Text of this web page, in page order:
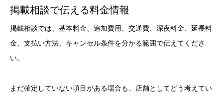
掲載相談で伝える料金情報
掲載相談では、基本料金、追加費用、交通費、深夜料金、延長料
金、支払い方法、キャンセル条件を分かる範囲で伝えてくださ
い。
まだ確定していない項目がある場合も、店舗としてどう考えてい